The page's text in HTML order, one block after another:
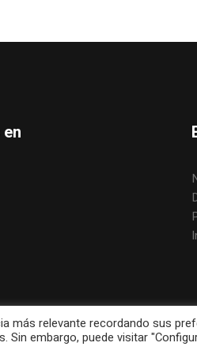
más relevante recordando sus
Sin embargo, puede visitar